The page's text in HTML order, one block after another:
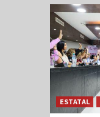
ESTATAL